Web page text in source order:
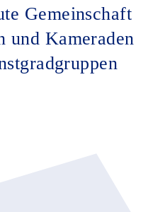
Gemeinschaft
und Kameraden